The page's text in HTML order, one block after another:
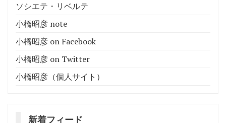
ソシエテ・リベルテ
小橋昭彦 note
小橋昭彦 on Facebook
小橋昭彦 on Twitter
小橋昭彦（個人サイト）
新着フィード